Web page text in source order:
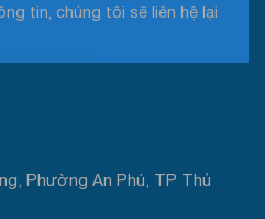
tin, chúng tôi sẽ liên hệ lại
Phường An Phú, TP Thủ